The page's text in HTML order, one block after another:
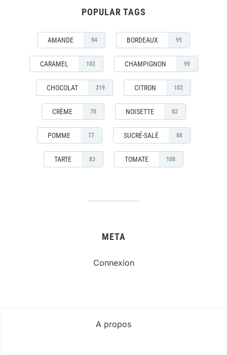
POPULAR TAGS
AMANDE 94 BORDEAUX 95
CARAMEL 102 CHAMPIGNON 99
CHOCOLAT 219 CITRON 102
CRÈME 78 NOISETTE 82
POMME 77 SUCRÉ-SALÉ 88
TARTE 83 TOMATE 108
META
Connexion
A propos